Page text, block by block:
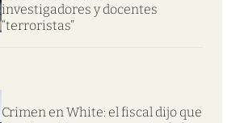
investigadores y docentes
“terroristas”
Crimen en White: el fiscal dijo que